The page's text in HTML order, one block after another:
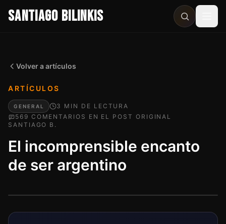
SANTIAGO BILINKIS
Volver a artículos
ARTÍCULOS
GENERAL 3 MIN DE LECTURA
569 COMENTARIO S EN EL POST ORIGINAL
SANTIAGO B.
El incomprensible encanto
de ser argentino